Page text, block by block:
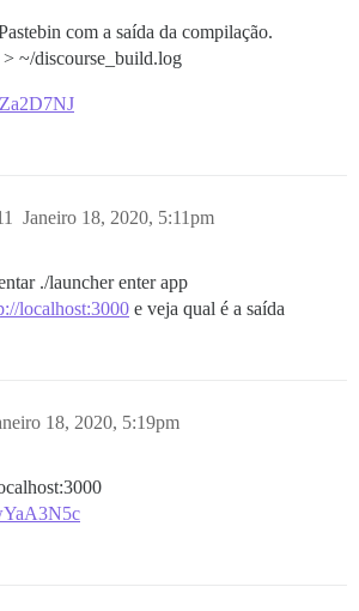
com a saída da compilação.
~/discourse_build.log
Janeiro 18, 2020, 5:11pm
./launcher enter app
localhost:3000 e veja qual é a saída
18, 2020, 5:19pm